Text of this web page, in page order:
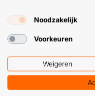
+31 (0) 85
Noodzakelijk
Voorkeuren
Weigeren